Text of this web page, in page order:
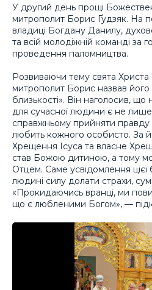
У другий день прощі
митрополит Борис Ґудзяк. На
владиці Богдану Данилу,
та всій молодіжній команді за
проведення паломництва.
Розвиваючи тему свята
митрополит Борис назвав
близькості». Він наголосив,
для сучасної людини є не
справжньому прийняти
любить кожного особисто. За
Хрещення Ісуса та власне
став Божою дитиною, а тому
Отцем. Саме усвідомлення цієї
людині силу долати страхи,
«Прокидаючись вранці, ми
що є любленими Богом», —